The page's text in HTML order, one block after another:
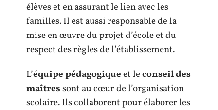
élèves et en assurant le lien avec les
familles. Il est aussi responsable de la
mise en œuvre du projet d’école et du
respect des règles de l’établissement.
L’équipe pédagogiqueet leconseil des
maîtressont au cœur de l’organisation
scolaire. Ils collaborent pour élaborer les